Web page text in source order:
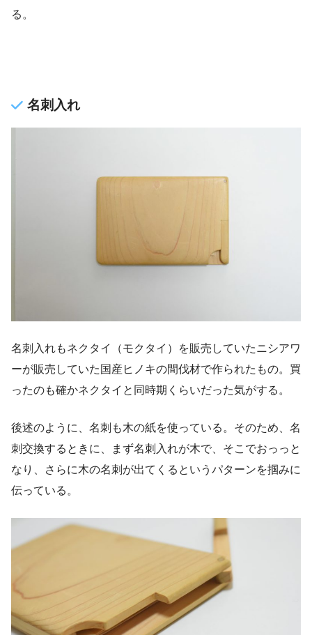
る。
名刺入れ
名刺入れもネクタイ（モクタイ）を販売していたニシアワ
ーが販売していた国産ヒノキの間伐材で作られたもの。買
ったのも確かネクタイと同時期くらいだった気がする。
後述のように、名刺も木の紙を使っている。そのため、名
刺交換するときに、まず名刺入れが木で、そこでおっっと
なり、さらに木の名刺が出てくるというパターンを掴みに
伝っている。